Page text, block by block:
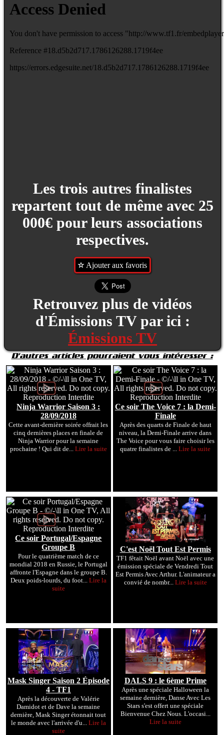
Les trois autres finalistes
repartent tout de même avec 25
000€ pour leurs associations
respectives.
Ajouter aux favoris
Retrouvez plus de vidéos
d'Émissions TV par ici :
Émissions TV
D'autres articles pourraient vous intéresser :
Ninja Warrior Saison 3 :
28/09/2018
Cette avant-dernière soirée offrait les
cinq dernières places en finale de
Ninja Warrior pour la semaine
prochaine ! Qui dit de... Lire la suite
Ce soir The Voice 7 : la Demi-
Finale
Après des quarts de Finale de haut
niveau, la Demi-Finale arrive dans
The Voice pour vous faire choisir les
quatre finalistes de ...Lire la suite
Ce soir Portugal/Espagne
Groupe B
Pour le quatrième match de ce
mondial 2018 en Russie, le Portugal
affronte l'Espagne dans le groupe B.
Deux poids-lourds, du foot... Lire la
suite
C'est Noël Tout Est Permis
TF1 fêtait Noël avant Noël avec une
émission spéciale de Vendredi Tout
Est Permis Avec Arthur. L'animateur a
convié de nombr... Lire la suite
Mask Singer Saison 2 Épisode
4 - TF1
Après la découverte de Valérie
Damidot et de Dave la semaine
dernière, Mask Singer étonnait tout
le monde avec l'arrivée d'u... Lire la
suite
DALS 9 : le 6ème Prime
Après une spéciale Halloween la
semaine dernière, Danse Avec Les
Stars s'est offert une spéciale
Bienvenue Chez Nous. L'occasi...
Lire la suite